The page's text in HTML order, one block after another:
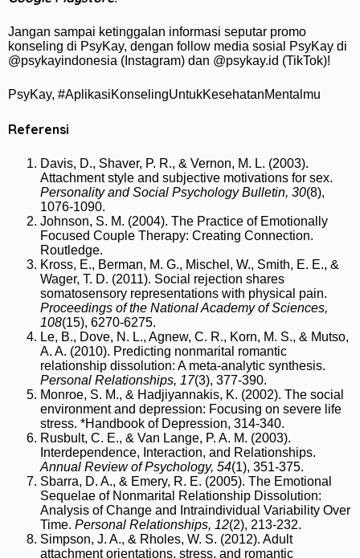
Jangan sampai ketinggalan informasi seputar promo
konseling di PsyKay, dengan follow media sosial PsyKay di
@psykayindonesia (Instagram) dan @psykay.id (TikTok)!
PsyKay, #AplikasiKonselingUntukKesehatanMentalmu
Referensi
Davis, D., Shaver, P. R., & Vernon, M. L. (2003).
Attachment style and subjective motivations for sex.
Personality and Social Psychology Bulletin, 30(8),
1076-1090.
Johnson, S. M. (2004). The Practice of Emotionally
Focused Couple Therapy: Creating Connection.
Routledge.
Kross, E., Berman, M. G., Mischel, W., Smith, E. E., &
Wager, T. D. (2011). Social rejection shares
somatosensory representations with physical pain.
Proceedings of the National Academy of Sciences,
108(15), 6270-6275.
Le, B., Dove, N. L., Agnew, C. R., Korn, M. S., & Mutso,
A. A. (2010). Predicting nonmarital romantic
relationship dissolution: A meta-analytic synthesis.
Personal Relationships, 17(3), 377-390.
Monroe, S. M., & Hadjiyannakis, K. (2002). The social
environment and depression: Focusing on severe life
stress. *Handbook of Depression, 314-340.
Rusbult, C. E., & Van Lange, P. A. M. (2003).
Interdependence, Interaction, and Relationships.
Annual Review of Psychology, 54(1), 351-375.
Sbarra, D. A., & Emery, R. E. (2005). The Emotional
Sequelae of Nonmarital Relationship Dissolution:
Analysis of Change and Intraindividual Variability Over
Time. Personal Relationships, 12(2), 213-232.
Simpson, J. A., & Rholes, W. S. (2012). Adult
attachment orientations, stress, and romantic